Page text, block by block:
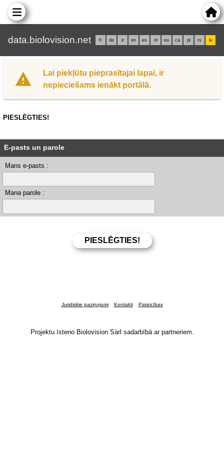
data.biolovision.net fr de it en es nl eu ca pl rs lv
Lai piekļūtu pieprasītajai lapai, ir
nepieciešams ienākt portālā.
PIESLĒGTIES!
E-pasts un parole
Mans e-pasts :
Mana parole :
Juridiskie paziņojumi Kontakti Pateicības
Projektu īsteno Biolovision Sàrl sadarbībā ar partneriem.